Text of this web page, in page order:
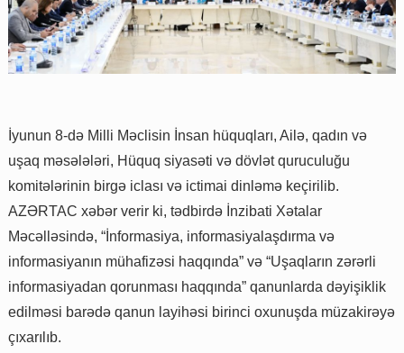
İyunun 8-də Milli Məclisin İnsan hüquqları, Ailə, qadın və
uşaq məsələləri, Hüquq siyasəti və dövlət quruculuğu
komitələrinin birgə iclası və ictimai dinləmə keçirilib.
AZƏRTAC xəbər verir ki, tədbirdə İnzibati Xətalar
Məcəlləsində, “İnformasiya, informasiyalaşdırma və
informasiyanın mühafizəsi haqqında” və “Uşaqların zərərli
informasiyadan qorunması haqqında” qanunlarda dəyişiklik
edilməsi barədə qanun layihəsi birinci oxunuşda müzakirəyə
çıxarılıb.